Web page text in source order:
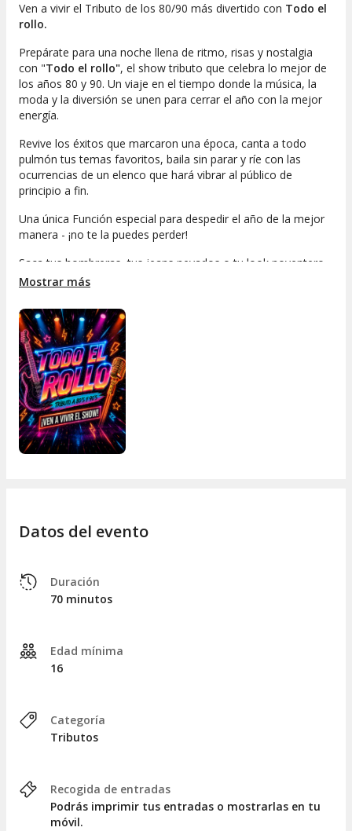
Ven a vivir el Tributo de los 80/90 más divertido con Todo el
rollo.
Prepárate para una noche llena de ritmo, risas y nostalgia
con "Todo el rollo", el show tributo que celebra lo mejor de
los años 80 y 90. Un viaje en el tiempo donde la música, la
moda y la diversión se unen para cerrar el año con la mejor
energía.
Revive los éxitos que marcaron una época, canta a todo
pulmón tus temas favoritos, baila sin parar y ríe con las
ocurrencias de un elenco que hará vibrar al público de
principio a fin.
Una única Función especial para despedir el año de la mejor
manera - ¡no te la puedes perder!
Saca tus hombreras, tus jeans nevados o tu look noventero
más atrevido y ven a disfrutar de una noche inolvidable.
Porque en "Todo el rollo,", tú eres parte del show.
Canta. Baila. Ríe. ¡Ven a vivir el show!
Mostrar más
Datos del evento
Duración
70 minutos
Edad mínima
16
Categoría
Tributos
Recogida de entradas
Podrás imprimir tus entradas o mostrarlas en tu
móvil.